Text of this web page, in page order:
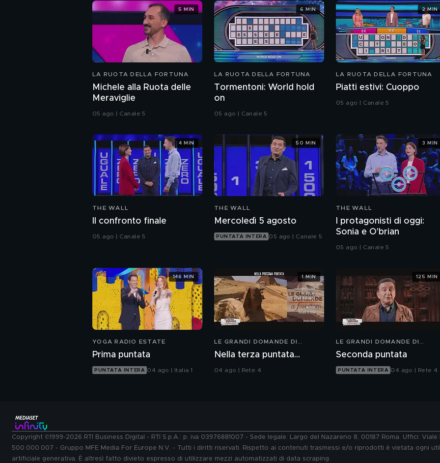
LA RUOTA DELLA FORTUNA
Michele alla Ruota delle
Meraviglie
05 ago | Canale 5
5 MIN
LA RUOTA DELLA FORTUNA
Tormentoni: World hold
on
05 ago | Canale 5
6 MIN
LA RUOTA DELLA FORTUNA
Piatti estivi: Cuoppo
05 ago | Canale 5
2 MIN
THE WALL
Il confronto finale
05 ago | Canale 5
4 MIN
THE WALL
Mercoledì 5 agosto
PUNTATA INTERA 05 ago | Canale 5
50 MIN
THE WALL
I protagonisti di oggi:
Sonia e O'brian
05 ago | Canale 5
3 MIN
YOGA RADIO ESTATE
Prima puntata
PUNTATA INTERA 04 ago | Italia 1
146 MIN
LE GRANDI DOMANDE DI
Nella terza puntata...
04 ago | Rete 4
1 MIN
LE GRANDI DOMANDE DI
Seconda puntata
PUNTATA INTERA 04 ago | Rete 4
125 MIN
Copyright ©1999-2026 RTI Business Digital - RTI S.p.A.: p. iva 03976881007 - Sede legale: Largo del Nazareno 8, 00187 Roma. Uffici:
500.000.007 - Gruppo MFE Media For Europe N.V. - Tutti i diritti riservati. Rispetto ai contenuti trasmessi e/o riprodotti è vietata ogni
artificiale generativa. È altresì fatto divieto espresso di utilizzare mezzi automatizzati di data scraping.